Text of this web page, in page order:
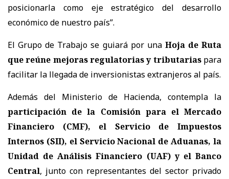
posicionarla como eje estratégico del desarrollo
económico de nuestro país”.
El Grupo de Trabajo se guiará por una Hoja de Ruta
que reúne mejoras regulatorias y tributariaspara
facilitar la llegada de inversionistas extranjeros al país.
Además del Ministerio de Hacienda, contempla la
participación de la Comisión para el Mercado
Financiero (CMF), el Servicio de Impuestos
Internos (SII), el Servicio Nacional de Aduanas, la
Unidad de Análisis Financiero (UAF) y el Banco
Central, junto con representantes del sector privado